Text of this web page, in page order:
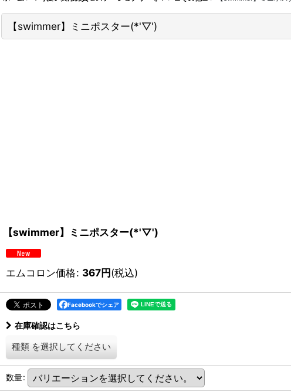
【swimmer】ミニポスター(*'▽')
【swimmer】ミニポスター(*'▽')
エムコロン価格: 367円(税込)
Facebookでシェア
在庫確認はこちら
種類 を選択してください
数量: